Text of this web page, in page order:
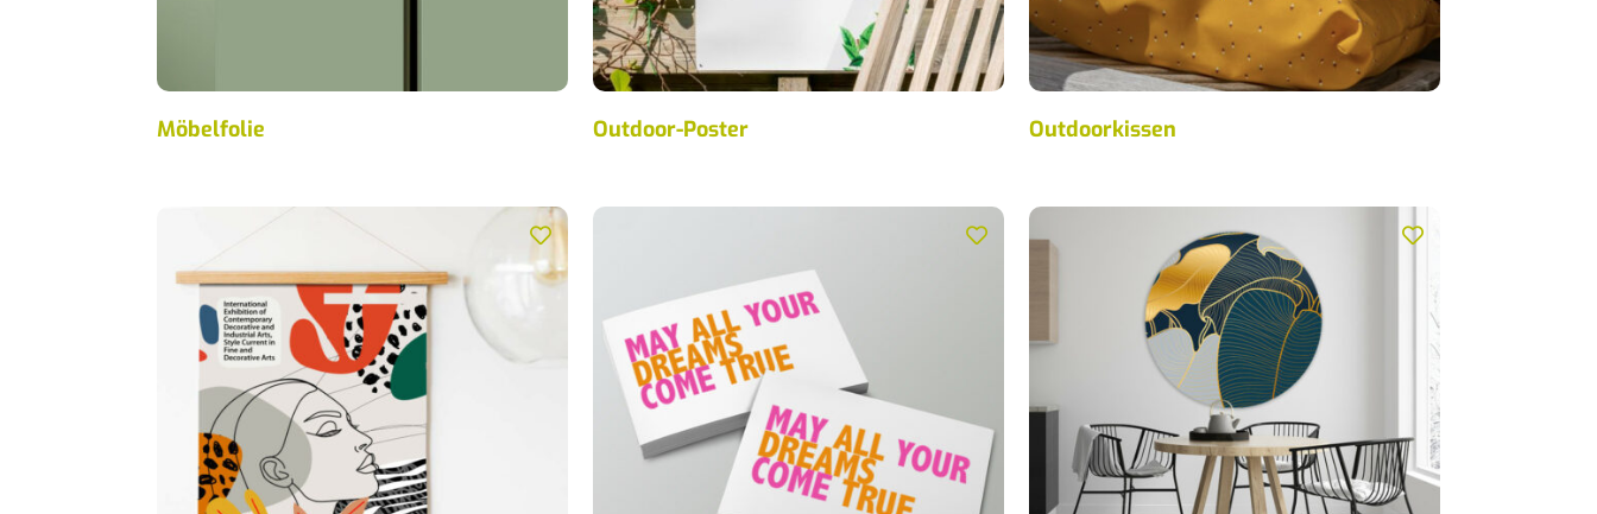
Möbelfolie Outdoor-Poster Outdoorkissen